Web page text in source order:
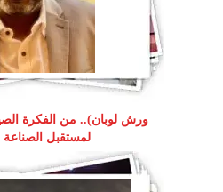
ورش لوبان).. من الفكرة
لمستقبل الصناعة